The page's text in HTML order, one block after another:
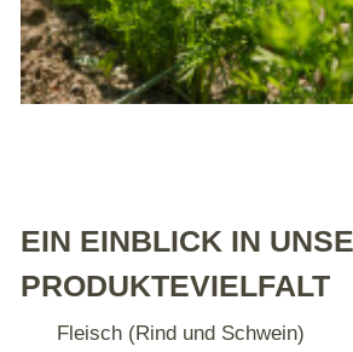
EIN EINBLICK IN
PRODUKTEVIELFALT
Fleisch (Rind und Schwein)